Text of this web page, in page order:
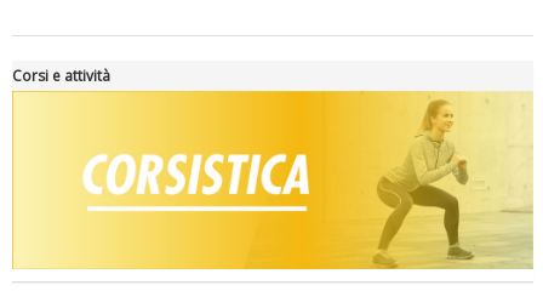
Tiziano Pesce a Radio InBlu2000 traccia il bilancio della stagione
Corsi e attività